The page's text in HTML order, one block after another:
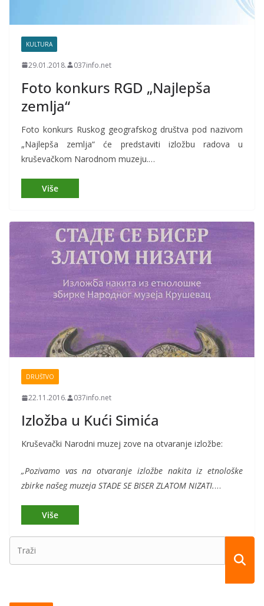
KULTURA
29.01.2018. 037info.net
Foto konkurs RGD „Najlepša
zemlja“
Foto konkurs Ruskog geografskog društva pod nazivom
„Najlepša zemlja“ će predstaviti izložbu radova u
kruševačkom Narodnom muzeju.…
DRUŠTVO
22.11.2016. 037info.net
Izložba u Kući Simića
Kruševački Narodni muzej zove na otvaranje izložbe:
„Pozivamo vas na otvaranje izložbe nakita iz etnološke
zbirke našeg muzeja STADE SE BISER ZLATOM NIZATI.…